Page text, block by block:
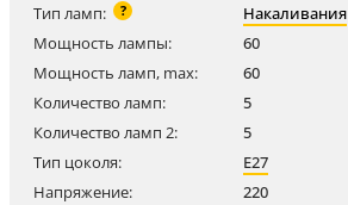
Тип ламп: ?
Накаливания
Мощность лампы:
60
Мощность ламп, max:
60
Количество ламп:
5
Количество ламп 2:
5
Тип цоколя:
E27
Напряжение:
220